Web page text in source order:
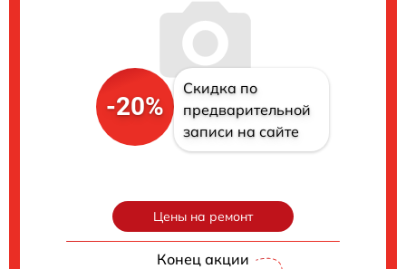
-20%
Скидка по
предварительной
записи на сайте
Цены на ремонт
Конец акции